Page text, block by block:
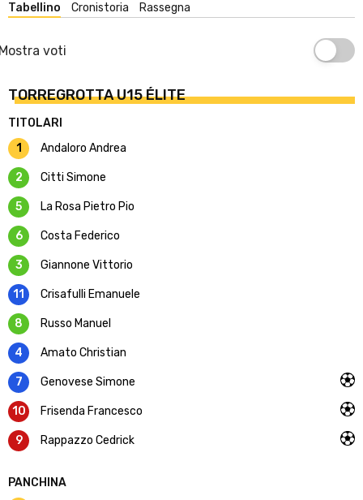
Tabellino Cronistoria Rassegna
voti
TORREGROTTA U15 ÉLITE
TITOLARI
1
Andaloro Andrea
2 Citti Simone
5 La Rosa Pietro Pio
6 Costa Federico
3 Giannone Vittorio
11 Crisafulli Emanuele
8 Russo Manuel
4 Amato Christian
7 Genovese Simone
10 Frisenda Francesco
9 Rappazzo Cedrick
PANCHINA